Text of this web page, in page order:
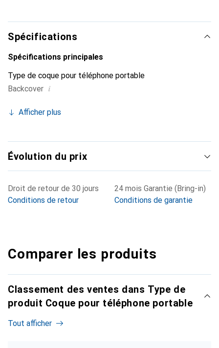
produits de haute qualité, la marque Noreve est un choix
fiable pour une clientèle exigeante.
Spécifications
Spécifications principales
Type de coque pour téléphone portable
Backcover i
Afficher plus
Évolution du prix
Droit de retour de 30 jours
Conditions de retour
24 mois Garantie (Bring-in)
Conditions de garantie
Comparer les produits
Classement des ventes dans Type de
produit Coque pour téléphone portable
Tout afficher